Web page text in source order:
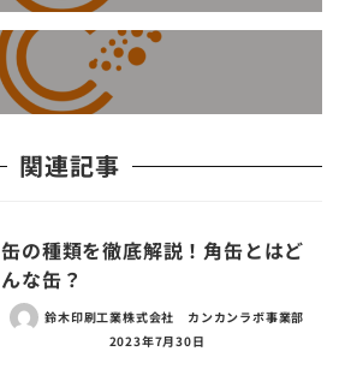
関連記事
缶の種類を徹底解説！角缶とはど
んな缶？
鈴木印刷工業株式会社 カンカンラボ事業部
2023年7月30日